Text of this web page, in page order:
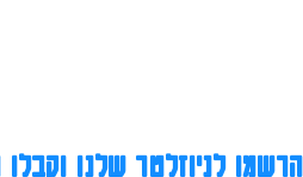
הרשמו לניוזלטר שלנו